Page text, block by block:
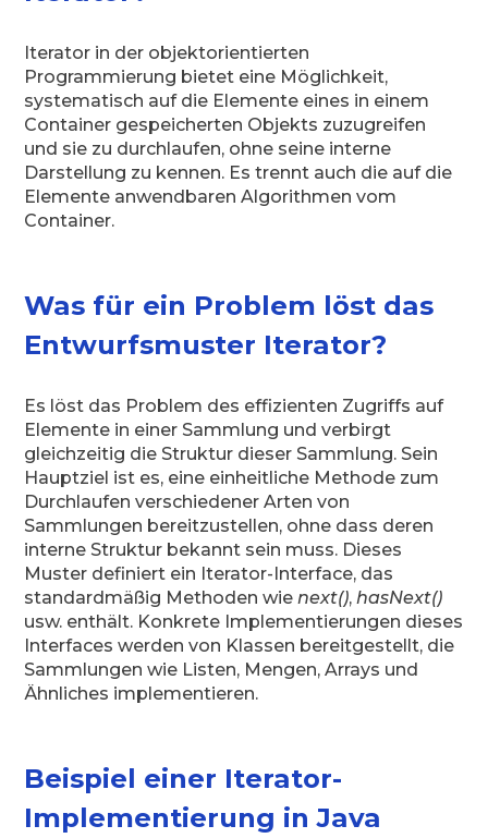
Iterator in der objektorientierten
Programmierung bietet eine Möglichkeit,
systematisch auf die Elemente eines in einem
Container gespeicherten Objekts zuzugreifen
und sie zu durchlaufen, ohne seine interne
Darstellung zu kennen. Es trennt auch die auf die
Elemente anwendbaren Algorithmen vom
Container.
Was für ein Problem löst das
Entwurfsmuster Iterator?
Es löst das Problem des effizienten Zugriffs auf
Elemente in einer Sammlung und verbirgt
gleichzeitig die Struktur dieser Sammlung. Sein
Hauptziel ist es, eine einheitliche Methode zum
Durchlaufen verschiedener Arten von
Sammlungen bereitzustellen, ohne dass deren
interne Struktur bekannt sein muss. Dieses
Muster definiert ein Iterator-Interface, das
standardmäßig Methoden wienext(),hasNext()
usw. enthält. Konkrete Implementierungen dieses
Interfaces werden von Klassen bereitgestellt, die
Sammlungen wie Listen, Mengen, Arrays und
Ähnliches implementieren.
Beispiel einer Iterator-
Implementierung in Java